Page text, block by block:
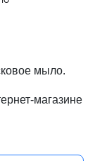
мыло.
магазине